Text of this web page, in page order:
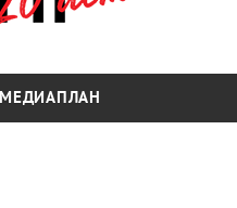
МЕДИАПЛАН